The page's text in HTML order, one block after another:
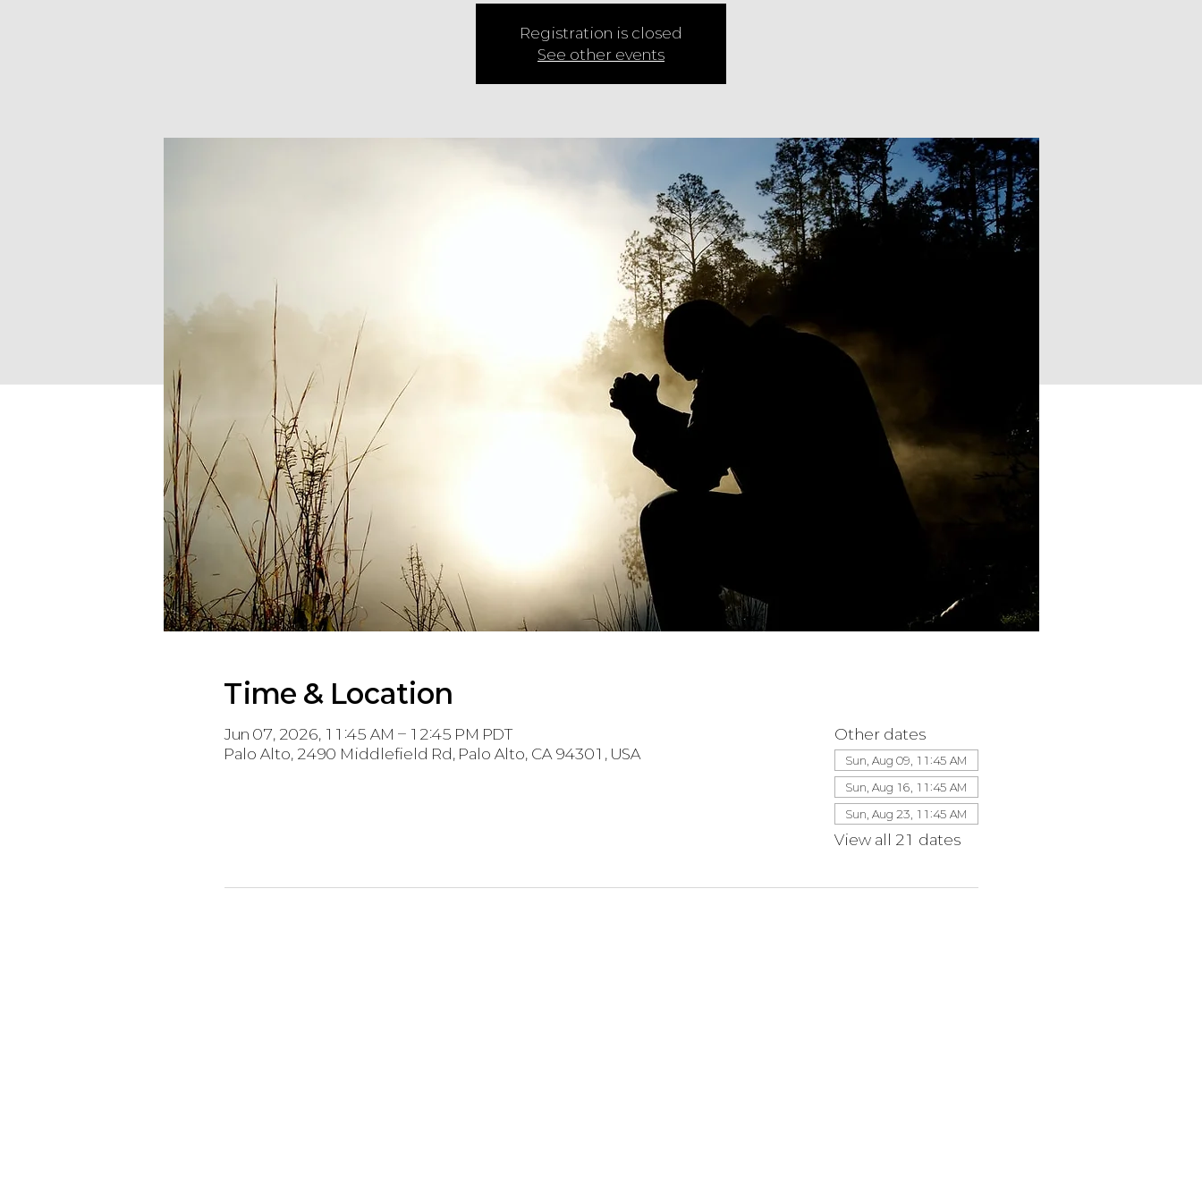
Registration is closed
See other events
Time & Location
Jun 07, 2026, 11:45 AM – 12:45 PM PDT
Palo Alto, 2490 Middlefield Rd, Palo Alto, CA 94301, USA
Other dates
Sun, Aug 09, 11:45 AM
Sun, Aug 16, 11:45 AM
Sun, Aug 23, 11:45 AM
View all 21 dates